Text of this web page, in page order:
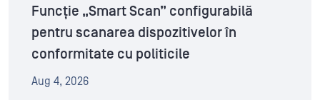
Funcție „Smart Scan” configurabilă
pentru scanarea dispozitivelor în
conformitate cu politicile
Aug 4, 2026